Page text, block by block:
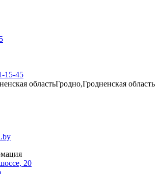
15-45
областьГродно,Гродненская область
20